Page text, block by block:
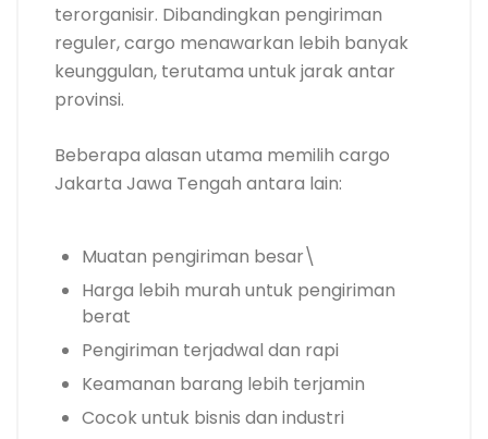
terorganisir. Dibandingkan pengiriman
reguler, cargo menawarkan lebih banyak
keunggulan, terutama untuk jarak antar
provinsi.
Beberapa alasan utama memilih cargo
Jakarta Jawa Tengah antara lain:
Muatan pengiriman besar\
Harga lebih murah untuk pengiriman
berat
Pengiriman terjadwal dan rapi
Keamanan barang lebih terjamin
Cocok untuk bisnis dan industri